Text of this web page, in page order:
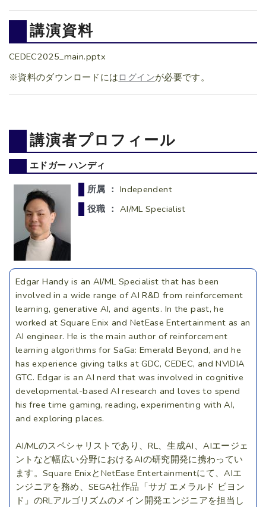
講演資料
CEDEC2025_main.pptx
※資料のダウンロードには ログインが必要です。
講演者プロフィール
エドガー ハンディ
所属 ： Independent
役職 ： AI/ML Specialist
Edgar Handy is an AI/ML Specialist that has been
involved in a wide range of AI R&D from reinforcement
learning, generative AI, and agents. In the past, he
worked at Square Enix and NetEase Entertainment as an
AI engineer. He is the main author of reinforcement
learning algorithms for SaGa: Emerald Beyond, and he
has experience giving talks at GDC, CEDEC, and NVIDIA
GTC. Edgar is an AI nerd that was involved in cognitive
developmental-based AI research and loves to spend
his free time gaming, reading, experimenting with AI,
and exploring places.
AI/MLのスペシャリストであり、RL、生成AI、AIエージェ
ントなど幅広い分野におけるAIの研究開発に携わってい
ます。Square EnixとNetEase Entertainmentにて、AIエ
ンジニアを務め、SEGA社作品「サガ エメラルド ビヨン
ド」のRLアルゴリズムのメイン開発エンジニアを担当し